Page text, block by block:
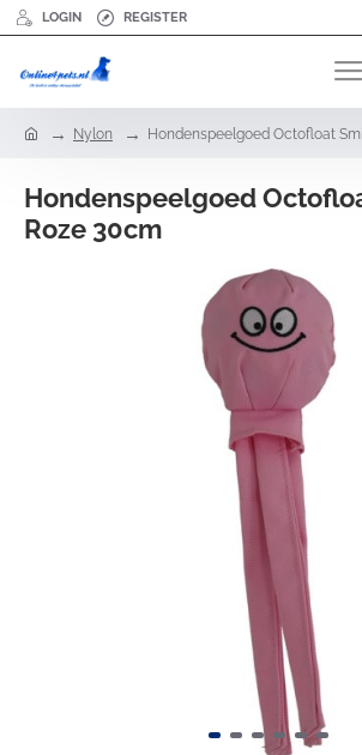
LOGIN REGISTER
e
Nylon Hondenspeelgoed Octofloat
Hondenspeelgoed
Roze 30cm